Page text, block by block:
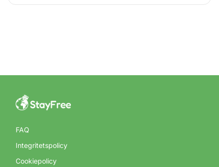
FAQ
Integritetspolicy
Cookiepolicy